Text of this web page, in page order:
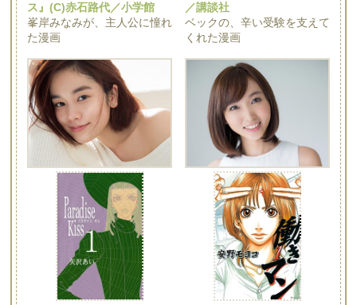
ス』(C)赤石路代／小学館
峯岸みなみが、主人公に憧れ
た漫画
／講談社
ベックの、辛い受験を支えて
くれた漫画